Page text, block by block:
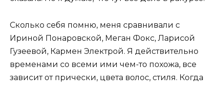
Сколько себя помню, меня сравнивали с
Ириной Понаровской, Меган Фокс, Ларисой
Гузеевой, Кармен Электрой. Я действительно
временами со всеми ими чем-то похожа, все
зависит от прически, цвета волос, стиля. Когда